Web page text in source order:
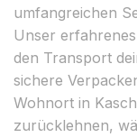
umfangreichen
Unser
den Transport
sichere
Wohnort in
zurücklehnen,